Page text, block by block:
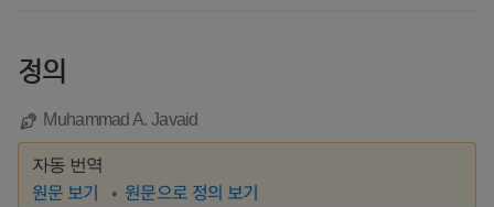
정의
Muhammad A. Javaid
자동 번역
원문 보기 원문으로 정의 보기